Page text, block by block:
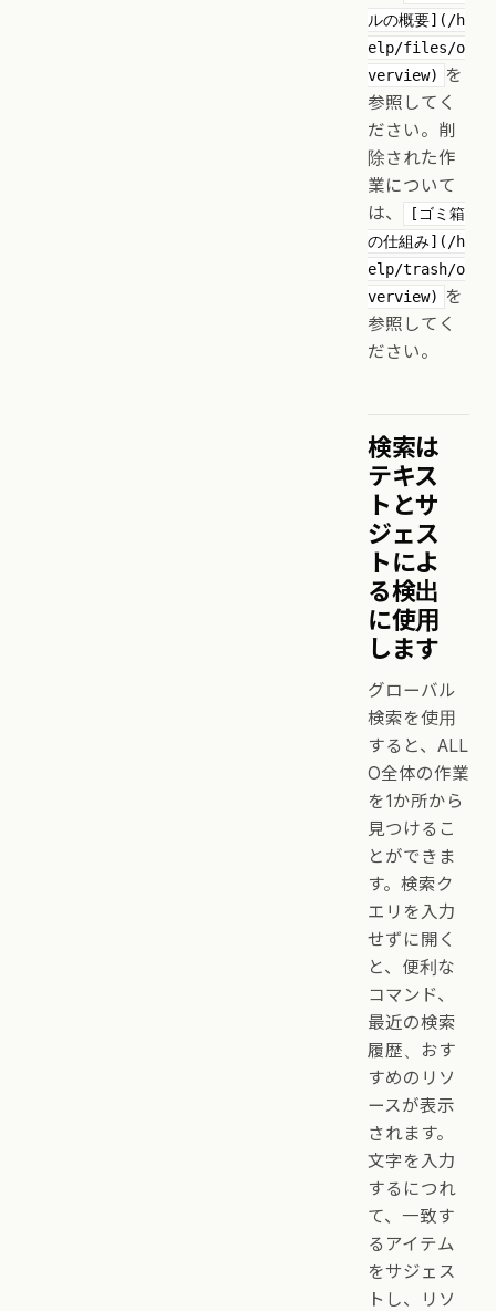
ルの概要](/h
elp/files/o
verview)
を
参照してく
ださい。削
除された作
業について
は、
[ゴミ箱
の仕組み](/h
elp/trash/o
verview)
を
参照してく
ださい。
検索は
テキス
トとサ
ジェス
トによ
る検出
に使用
します
グローバル
検索を使用
すると、ALL
O全体の作業
を1か所から
見つけるこ
とができま
す。検索ク
エリを入力
せずに開く
と、便利な
コマンド、
最近の検索
履歴、おす
すめのリソ
ースが表示
されます。
文字を入力
するにつれ
て、一致す
るアイテム
をサジェス
トし、リソ